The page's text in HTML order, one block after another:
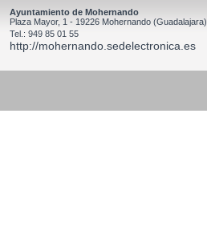
Ayuntamiento de Mohernando
Plaza Mayor, 1 - 19226 Mohernando (Guadalajara)
Tel.: 949 85 01 55
http://mohernando.sedelectronica.es